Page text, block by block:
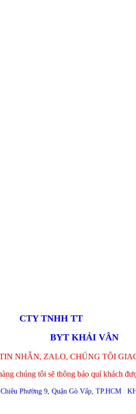
CTY TNHH TT
BYT KHẢI VÂN
NHẮN, ZALO, CHÚNG TÔI
chúng tôi sẽ thông báo quí khách
Phường 9, Quận Gò Vấp, TP.HCM